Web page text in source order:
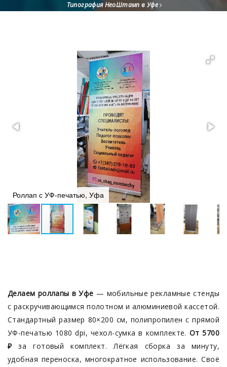
Типография НеоШтамп в Уфе
Роллап с УФ-печатью, Уфа
Делаем роллапы в Уфе — мобильные рекламные стенды
с раскручивающимся полотном и алюминиевой кассетой.
Стандартный размер 80×200 см, полипропилен с прямой
УФ-печатью 1080 dpi, чехол-сумка в комплекте. От 5700
₽за готовый комплект. Лёгкая сборка за минуту,
удобная переноска, многократное использование. Своё